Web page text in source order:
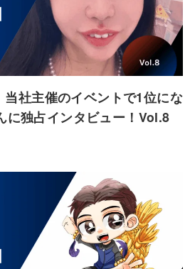
当社主催のイベントで1位にな
に独占インタビュー！Vol.8